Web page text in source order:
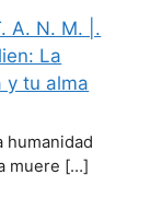
A. N. M. |.
La
y tu alma
humanidad
muere […]